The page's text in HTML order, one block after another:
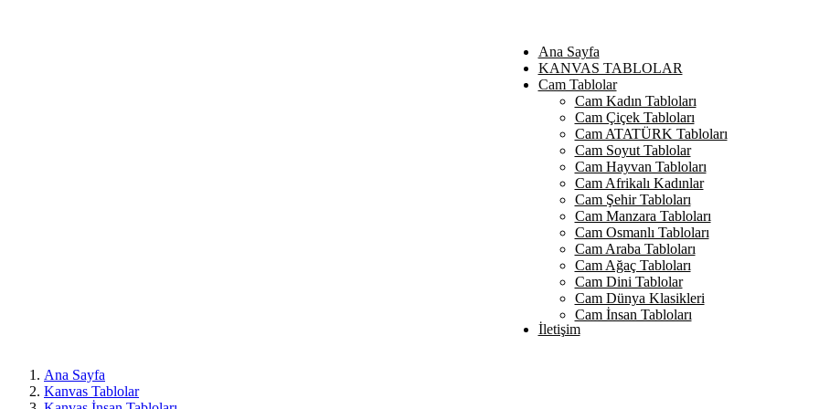
Ana Sayfa
KANVAS TABLOLAR
Cam Tablolar
Cam Kadın Tabloları
Cam Çiçek Tabloları
Cam ATATÜRK Tabloları
Cam Soyut Tablolar
Cam Hayvan Tabloları
Cam Afrikalı Kadınlar
Cam Şehir Tabloları
Cam Manzara Tabloları
Cam Osmanlı Tabloları
Cam Araba Tabloları
Cam Ağaç Tabloları
Cam Dini Tablolar
Cam Dünya Klasikleri
Cam İnsan Tabloları
İletişim
Ana Sayfa
Kanvas Tablolar